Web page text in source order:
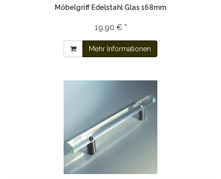
Möbelgriff Edelstahl Glas 168mm
19,90 € *
Mehr Informationen